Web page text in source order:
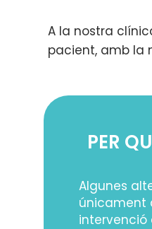
A la nostra
pacient, amb la
PER
Algunes
únicament
intervenció